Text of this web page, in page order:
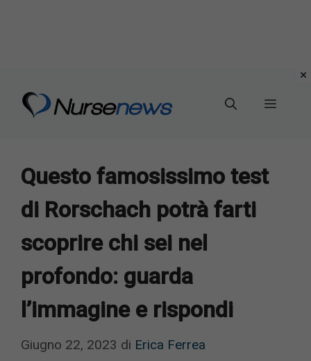
Menu
Questo famosissimo test
di Rorschach potrà farti
scoprire chi sei nel
profondo: guarda
l’immagine e rispondi
Giugno 22, 2023 di Erica Ferrea